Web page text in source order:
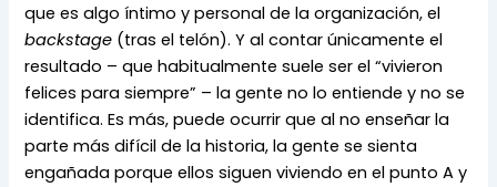
backstage (tras el telón). Y al contar únicamente el
resultado – que habitualmente suele ser el “vivieron
felices para siempre” – la gente no lo entiende y no se
identifica. Es más, puede ocurrir que al no enseñar la
parte más difícil de la historia, la gente se sienta
engañada porque ellos siguen viviendo en el punto A y